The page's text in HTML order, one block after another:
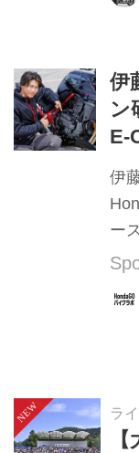
伊
ン
E-
伊
ー
荒
と
み
月
転
ラ